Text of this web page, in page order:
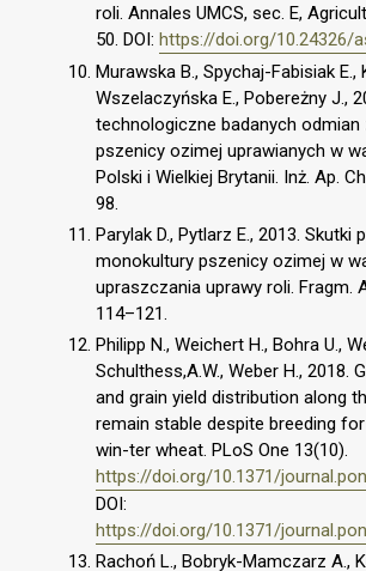
roli. Annales UMCS, sec. E,
50. DOI: https://doi.org/10.24326/
Murawska B., Spychaj-Fabisiak E.,
Wszelaczyńska E., Pobereżny J.,
technologiczne badanych odmian
pszenicy ozimej uprawianych w
Polski i Wielkiej Brytanii. Inż. Ap.
98.
Parylak D., Pytlarz E., 2013. Skutki
monokultury pszenicy ozimej w
upraszczania uprawy roli. Fragm.
114–121.
Philipp N., Weichert H., Bohra U.,
Schulthess,A.W., Weber H., 2018.
and grain yield distribution along
remain stable despite breeding
win-ter wheat. PLoS One 13(10).
https://doi.org/10.1371/
DOI:
https://doi.org/10.1371/
Rachoń L., Bobryk-Mamczarz A.,